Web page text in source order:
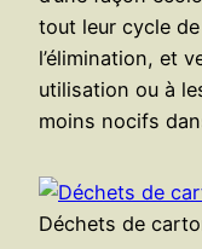
tout leur cycle
l’élimination, et
utilisation ou à
moins nocifs
Déchets de